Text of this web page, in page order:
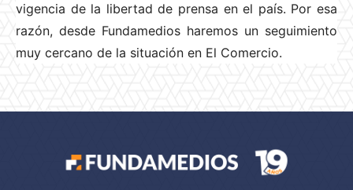
vigencia de la libertad de prensa en el país. Por esa
razón, desde Fundamedios haremos un seguimiento
muy cercano de la situación en El Comercio.